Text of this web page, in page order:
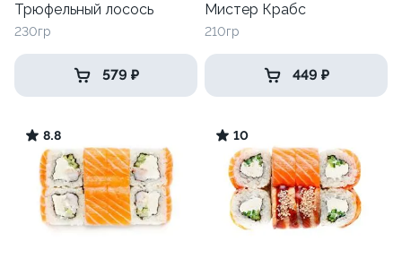
Трюфельный лосось
230гр
579 ₽
Мистер Крабс
210гр
449 ₽
8.8 10